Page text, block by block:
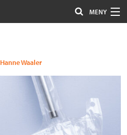
MENY
Hanne Waaler